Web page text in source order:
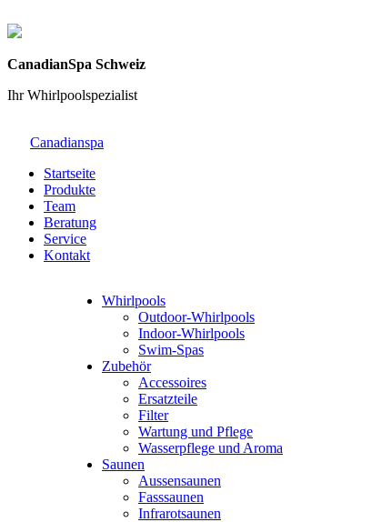
CanadianSpa Schweiz
Ihr Whirlpoolspezialist
Canadianspa
Startseite
Produkte
Team
Beratung
Service
Kontakt
Whirlpools
Outdoor-Whirlpools
Indoor-Whirlpools
Swim-Spas
Zubehör
Accessoires
Ersatzteile
Filter
Wartung und Pflege
Wasserpflege und Aroma
Saunen
Aussensaunen
Fasssaunen
Infrarotsaunen